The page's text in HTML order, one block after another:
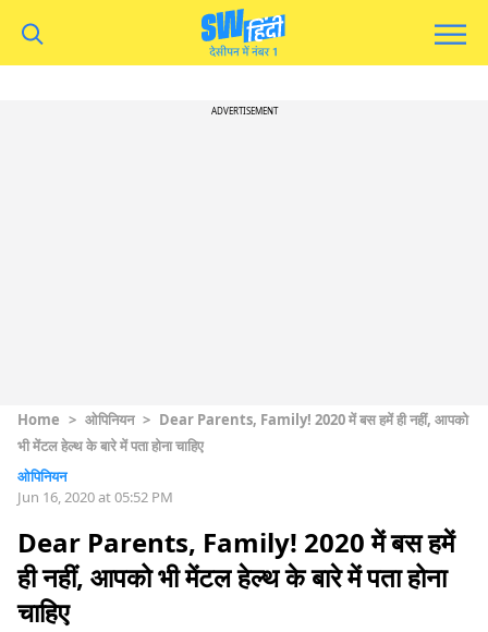
ADVERTISEMENT
Home > ओपिनियन > Dear Parents, Family! 2020 में बस हमें ही नहीं, आपको
भी मेंटल हेल्थ के बारे में पता होना चाहिए
ओपिनियन
Jun 16, 2020 at 05:52 PM
Dear Parents, Family! 2020 में बस हमें
ही नहीं, आपको भी मेंटल हेल्थ के बारे में पता होना
चाहिए